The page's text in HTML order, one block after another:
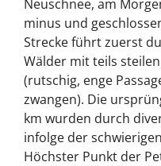
Neuschnee, am
minus und
Strecke führt zuerst
Wälder mit teils
(rutschig, enge
zwangen). Die
km wurden durch
infolge der
Höchster Punkt der